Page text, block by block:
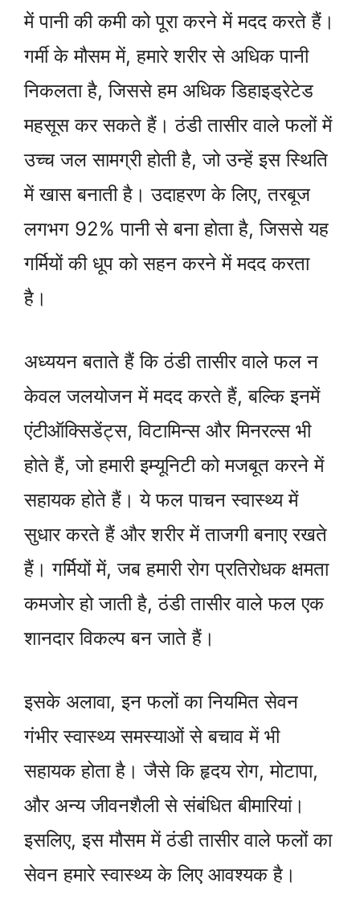
में पानी की कमी को पूरा करने में मदद करते हैं।
गर्मी के मौसम में, हमारे शरीर से अधिक पानी
निकलता है, जिससे हम अधिक डिहाइड्रेटेड
महसूस कर सकते हैं। ठंडी तासीर वाले फलों में
उच्च जल सामग्री होती है, जो उन्हें इस स्थिति
में खास बनाती है। उदाहरण के लिए, तरबूज
लगभग 92% पानी से बना होता है, जिससे यह
गर्मियों की धूप को सहन करने में मदद करता
है।
अध्ययन बताते हैं कि ठंडी तासीर वाले फल न
केवल जलयोजन में मदद करते हैं, बल्कि इनमें
एंटीऑक्सिडेंट्स, विटामिन्स और मिनरल्स भी
होते हैं, जो हमारी इम्यूनिटी को मजबूत करने में
सहायक होते हैं। ये फल पाचन स्वास्थ्य में
सुधार करते हैं और शरीर में ताजगी बनाए रखते
हैं। गर्मियों में, जब हमारी रोग प्रतिरोधक क्षमता
कमजोर हो जाती है, ठंडी तासीर वाले फल एक
शानदार विकल्प बन जाते हैं।
इसके अलावा, इन फलों का नियमित सेवन
गंभीर स्वास्थ्य समस्याओं से बचाव में भी
सहायक होता है। जैसे कि हृदय रोग, मोटापा,
और अन्य जीवनशैली से संबंधित बीमारियां।
इसलिए, इस मौसम में ठंडी तासीर वाले फलों का
सेवन हमारे स्वास्थ्य के लिए आवश्यक है।